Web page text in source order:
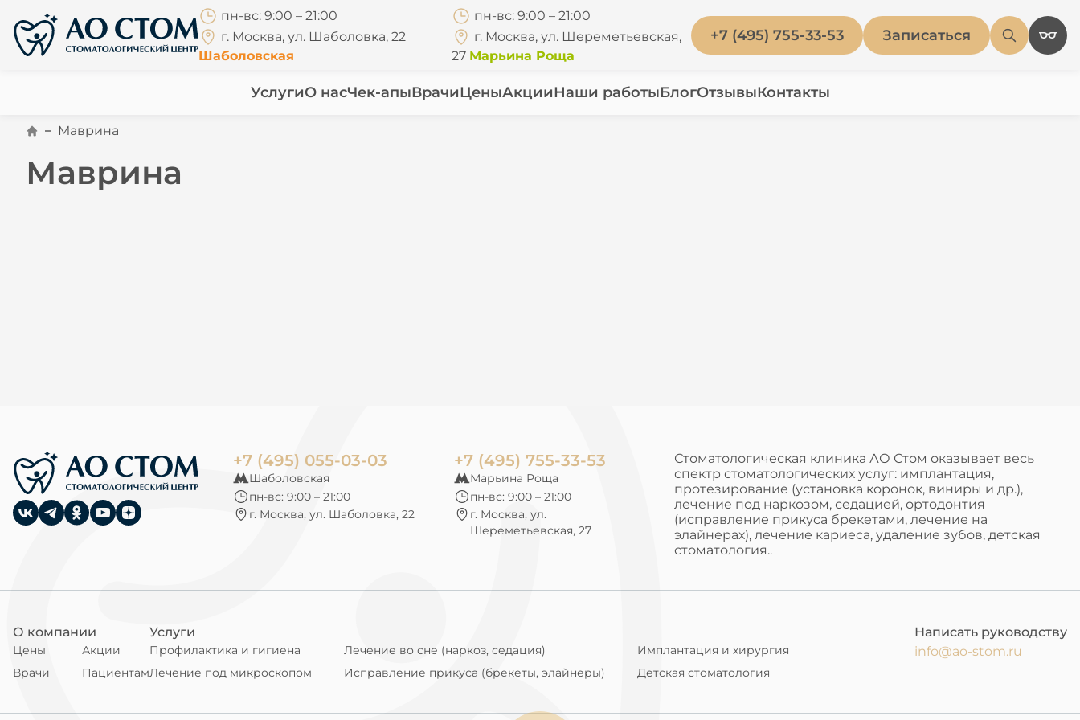
пн-вс: 9:00 – 21:00
г. Москва, ул. Шаболовка, 22
Шаболовская
пн-вс: 9:00 – 21:00
г. Москва, ул. Шереметьевская,
27 Марьина Роща
+7 (495) 755-33-53 Записаться
УслугиО насЧек-апыВрачиЦеныАкцииНаши работыБлогОтзывыКонтакты
Маврина
Маврина
+7 (495) 055-03-03
Шаболовская
пн-вс: 9:00 – 21:00
г. Москва, ул. Шаболовка, 22
+7 (495) 755-33-53
Марьина Роща
пн-вс: 9:00 – 21:00
г. Москва, ул.
Шереметьевская, 27
Стоматологическая клиника АО Стом оказывает весь
спектр стоматологических услуг: имплантация,
протезирование (установка коронок, виниры и др.),
лечение под наркозом, седацией, ортодонтия
(исправление прикуса брекетами, лечение на
элайнерах), лечение кариеса, удаление зубов, детская
стоматология..
О компании
Цены
Акции
Врачи
Пациентам
Услуги
Профилактика и гигиена Лечение во сне (наркоз, седация)
Имплантация и хирургия
Лечение под микроскопом
Исправление прикуса (брекеты, элайнеры) Детская стоматология
Написать руководству
info@ao-stom.ru